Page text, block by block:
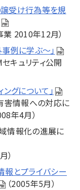
受け行為等を規
2010年12月）
例に学ぶ～」
キュリティ公開
ングについて」
害情報への対応に
年4月）
情報化の進展に
）
報とプライバシー
（2005年5月）